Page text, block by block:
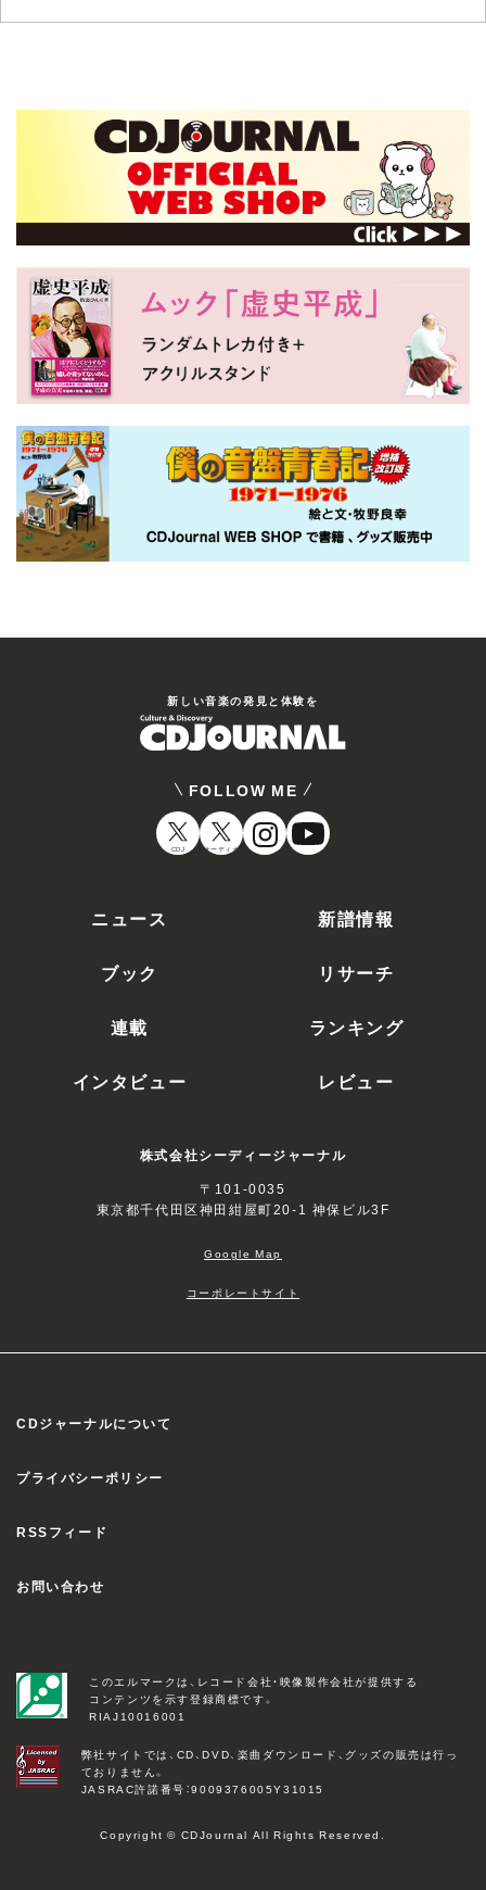
新しい⾳楽の発⾒と体験を
FOLLOW ME
CDJ オーディオ
ニュース 新譜情報
ブック リサーチ
連載 ランキング
インタビュー レビュー
株式会社シーディージャーナル
〒101-0035
東京都千代田区神田紺屋町20-1 神保ビル3F
Google Map
コーポレートサイト
CDジャーナルについて
プライバシーポリシー
RSSフィード
お問い合わせ
このエルマークは、レコード会社・映像製作会社が提供する
コンテンツを示す登録商標です。
RIAJ10016001
弊社サイトでは、CD、DVD、楽曲ダウンロード、グッズの販売は行っ
ておりません。
JASRAC許諾番号：9009376005Y31015
Copyright © CDJournal All Rights Reserved.